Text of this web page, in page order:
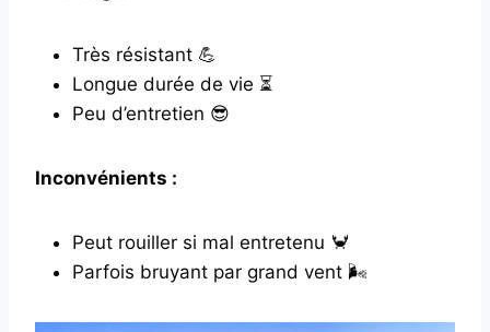
Très résistant 💪
Longue durée de vie ⏳
Peu d’entretien 😎
Inconvénients :
Peut rouiller si mal entretenu 🦀
Parfois bruyant par grand vent 🌬️